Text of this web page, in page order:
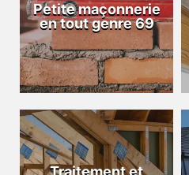
Petite maçonnerie
en tout genre 69
Traitement et